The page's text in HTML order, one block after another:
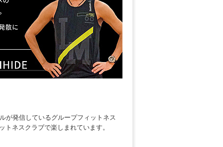
が発信しているグループフィットネス
ネスクラブで楽しまれています。